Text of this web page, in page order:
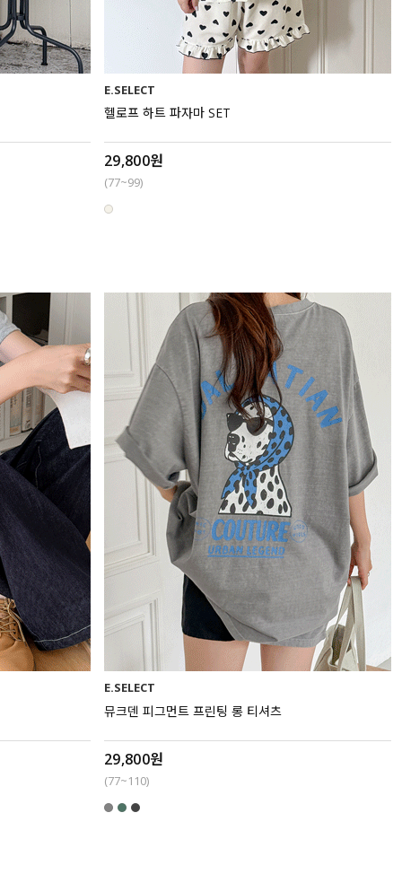
E.SELECT
헬로프 하트 파자마 SET
29,800원
(77~99)
E.SELECT
뮤크덴 피그먼트 프린팅 롱 티셔츠
29,800원
(77~110)